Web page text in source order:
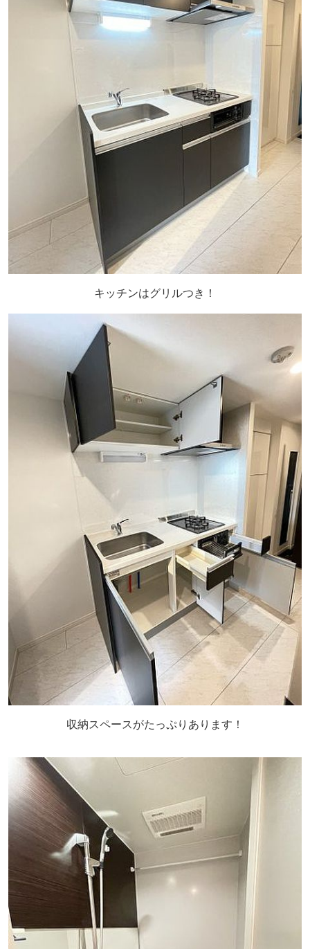
キッチンはグリルつき！
収納スペースがたっぷりあります！